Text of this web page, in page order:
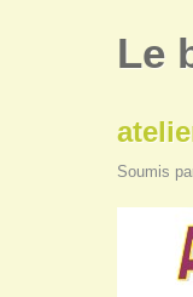
Le
Soumis